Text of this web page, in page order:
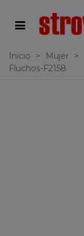
Inicio > Mujer >
Fluchos-F2158